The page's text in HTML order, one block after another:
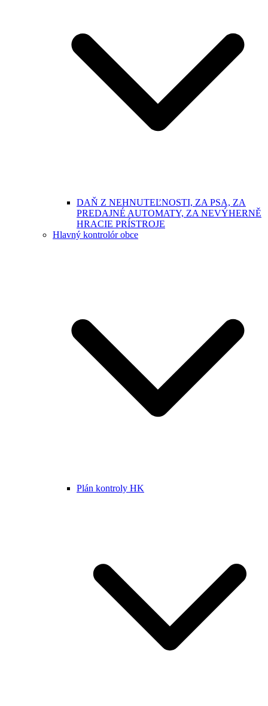
DAŇ Z NEHNUTEĽNOSTI, ZA PSA, ZA
PREDAJNÉ AUTOMATY, ZA NEVÝHERNĚ
HRACIE PRÍSTROJE
Hlavný kontrolór obce
Plán kontroly HK